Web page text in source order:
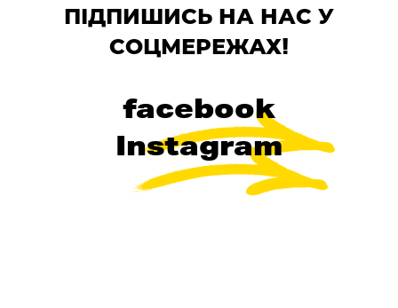
ПІДПИШИСЬ НА НАС У
СОЦМЕРЕЖАХ!
facebook
Instagram